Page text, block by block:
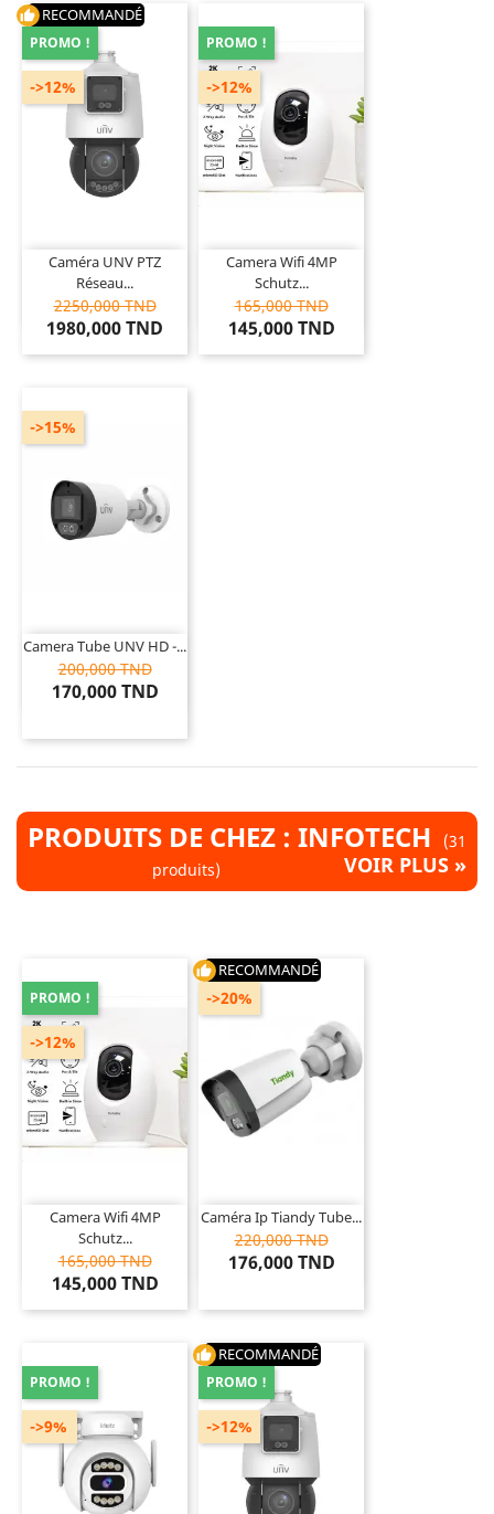
thumb_up RECOMMANDÉ
Caméra UNV PTZ
Réseau...
2250,000 TND
1980,000 TND
PROMO !
->12%
Camera Wifi 4MP
Schutz...
165,000 TND
145,000 TND
->12%
PROMO !
Camera Tube UNV HD -...
200,000 TND
170,000 TND
->15%
PRODUITS DE CHEZ : INFOTECH
(31
produits)
VOIR PLUS »
Camera Wifi 4MP
Schutz...
165,000 TND
145,000 TND
->12%
PROMO !
thumb_up RECOMMANDÉ
Caméra Ip Tiandy Tube...
220,000 TND
176,000 TND
->20%
PROMO !
->9%
thumb_up RECOMMANDÉ
PROMO !
->12%